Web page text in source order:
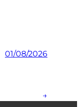
01/08/2026
→